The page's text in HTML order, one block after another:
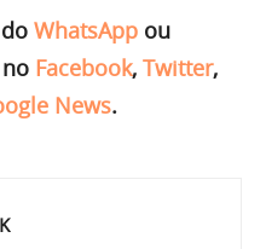
WhatsApp ou
Facebook, Twitter,
News.